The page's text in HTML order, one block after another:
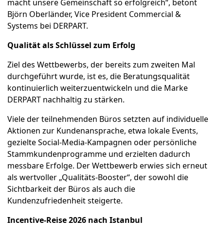
macht unsere Gemeinschaft so erfolgreich“, betont
Björn Oberländer, Vice President Commercial &
Systems bei DERPART.
Qualität als Schlüssel zum Erfolg
Ziel des Wettbewerbs, der bereits zum zweiten Mal
durchgeführt wurde, ist es, die Beratungsqualität
kontinuierlich weiterzuentwickeln und die Marke
DERPART nachhaltig zu stärken.
Viele der teilnehmenden Büros setzten auf individuelle
Aktionen zur Kundenansprache, etwa lokale Events,
gezielte Social-Media-Kampagnen oder persönliche
Stammkundenprogramme und erzielten dadurch
messbare Erfolge. Der Wettbewerb erwies sich erneut
als wertvoller „Qualitäts-Booster“, der sowohl die
Sichtbarkeit der Büros als auch die
Kundenzufriedenheit steigerte.
Incentive-Reise 2026 nach Istanbul